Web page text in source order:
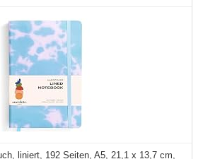
liniert, 192 Seiten, A5, 21,1 x 13,7 cm,